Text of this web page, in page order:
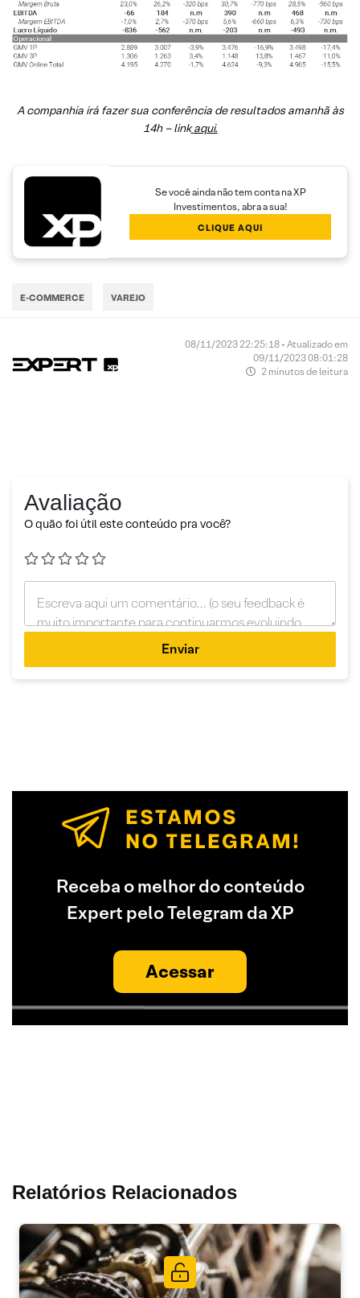
A companhia irá fazer sua conferência de resultados amanhã às
14h – link aqui.
Se você ainda não tem conta na XP
Investimentos, abra a sua!
CLIQUE AQUI
E-COMMERCE VAREJO
08/11/2023 22:25:18 • Atualizado em
09/11/2023 08:01:28
2 minutos de leitura
Avaliação
O quão foi útil este conteúdo pra você?
Enviar
Receba o melhor do conteúdo
Expert pelo Telegram da XP
Acessar
Relatórios Relacionados